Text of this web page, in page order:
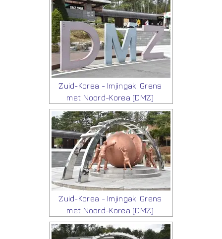
Zuid-Korea - Imjingak: Grens
met Noord-Korea (DMZ)
Zuid-Korea - Imjingak: Grens
met Noord-Korea (DMZ)